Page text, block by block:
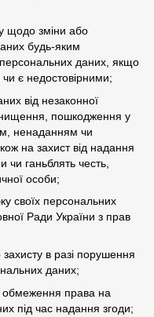
щодо зміни або
будь-яким
даних, якщо
є недостовірними;
від незаконної
пошкодження у
ненаданням чи
на захист від надання
чи ганьблять честь,
особи;
своїх персональних
Ради України з прав
в разі порушення
даних;
обмеження права на
під час надання згоди;